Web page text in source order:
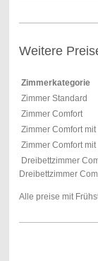
Weitere
Zimmerkategorie
Zimmer Standard
Zimmer Comfort
Zimmer Comfort
Zimmer Comfort
Dreibettzimmer
Dreibettzimmer
Alle preise mit